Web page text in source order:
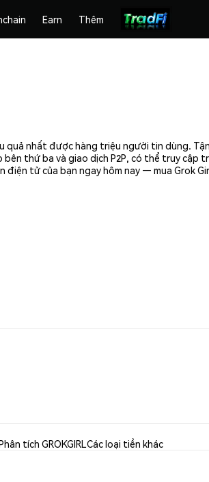
Earn Thêm
quả nhất được hàng triệu người tin dùng.
thứ ba và giao dịch P2P, có thể truy
điện tử của bạn ngay hôm nay — mua Grok
tích GROKGIRLCác loại tiền khác